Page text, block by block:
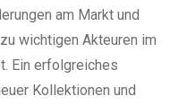
am Markt und
wichtigen Akteuren im
Ein erfolgreiches
Kollektionen und